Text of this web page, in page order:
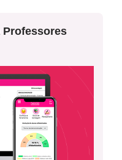
a vida, identificando
de materiais,
desses usos no
Professores